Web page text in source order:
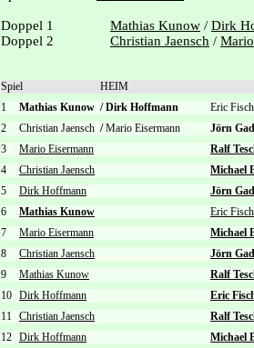
Doppel 1 Mathias Kunow / Dirk
Doppel 2
Christian Jaensch /
Spiel
HEIM
1
Mathias Kunow /Dirk Hoffmann
Eric
2
Christian Jaensch /Mario Eisermann
Jörn
3
Mario Eisermann
Ralf
4
Christian Jaensch
Michael
5
Dirk Hoffmann
Jörn
6
Mathias Kunow
Eric
7
Mario Eisermann
Michael
8
Christian Jaensch
Jörn
9
Mathias Kunow
Ralf
10 Dirk Hoffmann
Eric
11 Christian Jaensch
Ralf
12 Dirk Hoffmann Michael